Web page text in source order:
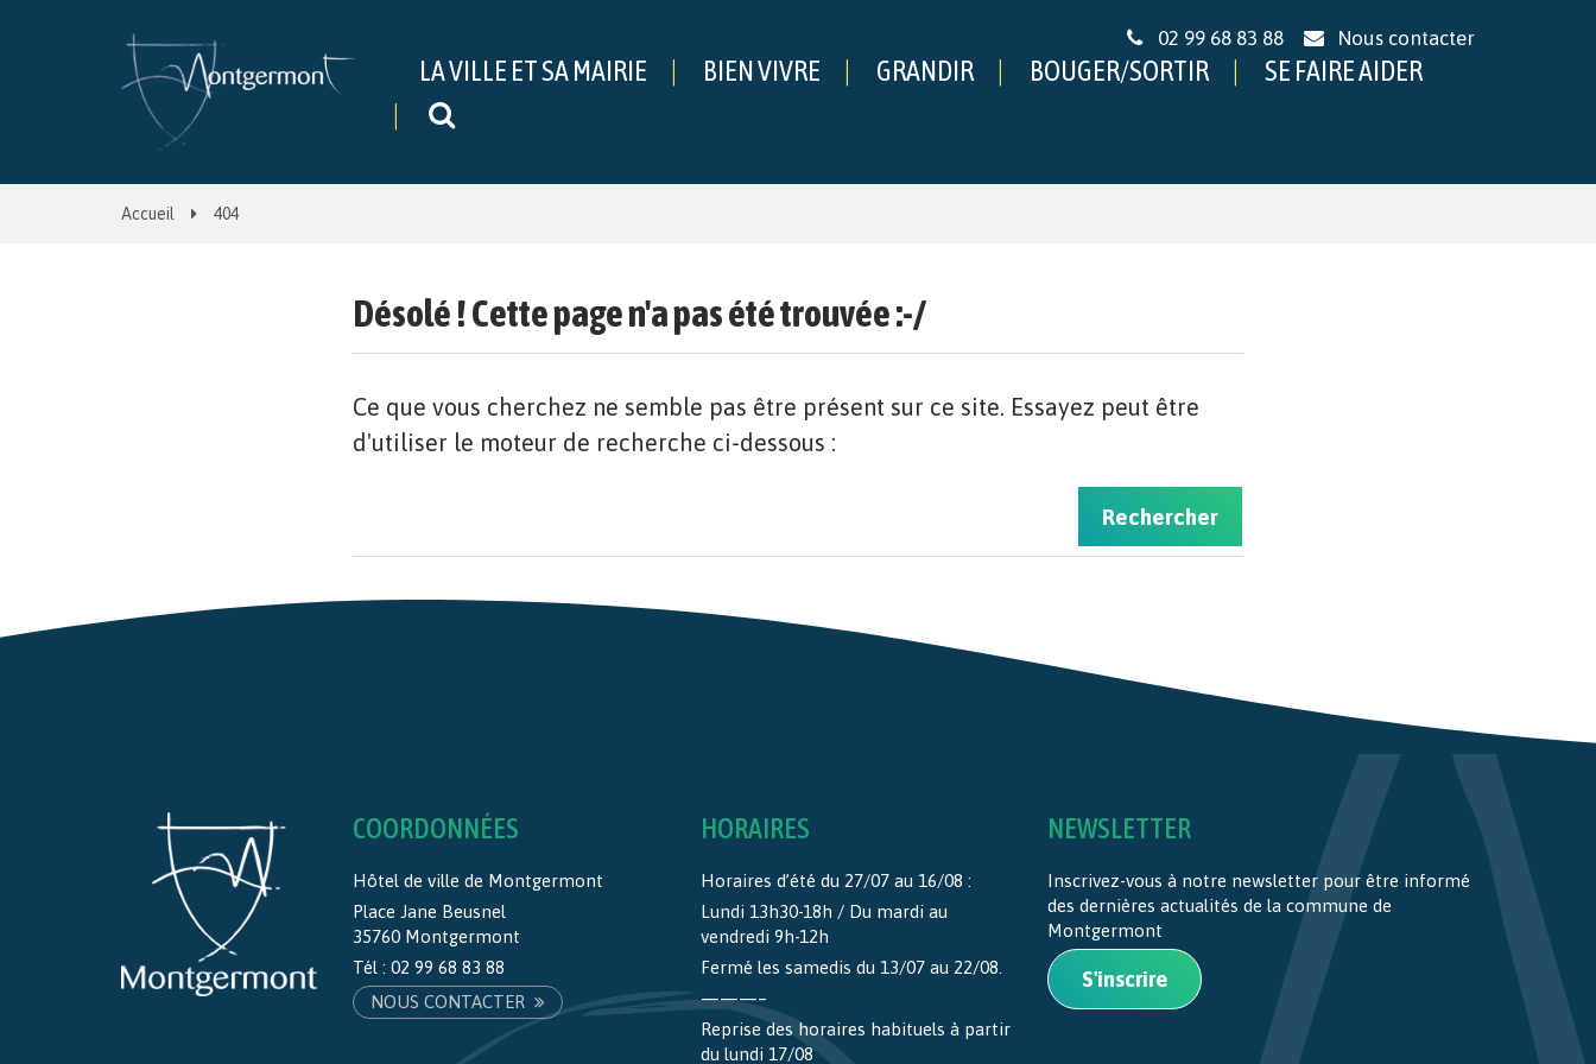
02 99 68 83 88 Nous contacter
LA VILLE ET SA MAIRIE BIEN VIVRE GRANDIR BOUGER/SORTIR
SE FAIRE AIDER
Accueil 404
Désolé ! Cette page n'a pas été trouvée :-/
Ce que vous cherchez ne semble pas être présent sur ce site. Essayez peut être
d'utiliser le moteur de recherche ci-dessous :
Rechercher
COORDONNÉES
Hôtel de ville de Montgermont
Place Jane Beusnel
35760 Montgermont
Tél : 02 99 68 83 88
NOUS CONTACTER
HORAIRES
Horaires d’été du 27/07 au 16/08 :
Lundi 13h30-18h / Du mardi au
vendredi 9h-12h
Fermé les samedis du 13/07 au 22/08.
———–
Reprise des horaires habituels à partir
du lundi 17/08
NEWSLETTER
Inscrivez-vous à notre newsletter pour être informé
des dernières actualités de la commune de
Montgermont
S'inscrire